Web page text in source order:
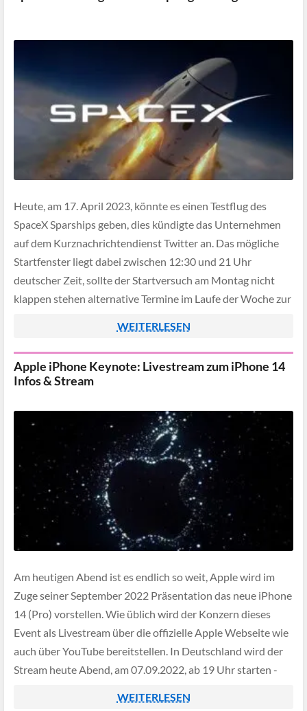
Heute, am 17. April 2023, könnte es einen Testflug des
SpaceX Sparships geben, dies kündigte das Unternehmen
auf dem Kurznachrichtendienst Twitter an. Das mögliche
Startfenster liegt dabei zwischen 12:30 und 21 Uhr
deutscher Zeit, sollte der Startversuch am Montag nicht
klappen stehen alternative Termine im Laufe der Woche zur
WEITERLESEN
Apple iPhone Keynote: Livestream zum iPhone 14
Infos & Stream
Am heutigen Abend ist es endlich so weit, Apple wird im
Zuge seiner September 2022 Präsentation das neue iPhone
14 (Pro) vorstellen. Wie üblich wird der Konzern dieses
Event als Livestream über die offizielle Apple Webseite wie
auch über YouTube bereitstellen. In Deutschland wird der
Stream heute Abend, am 07.09.2022, ab 19 Uhr starten -
WEITERLESEN